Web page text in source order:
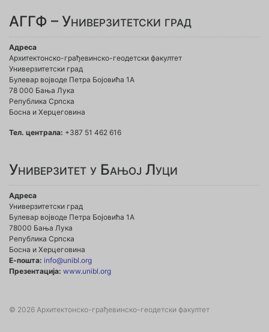
АГГФ – Универзитетски град
Адреса
Архитектонско-грађевинско-геодетски факултет
Универзитетски град
Булевар војводе Петра Бојовића 1A
78 000 Бања Лука
Република Српска
Босна и Херцеговина
Тел. централа: +387 51 462 616
Универзитет у Бањој Луци
Адреса
Универзитетски град
Булевар војводе Петра Бојовића 1А
78000 Бања Лука
Република Српска
Босна и Херцеговина
Е-пошта: info@unibl.org
Презентација: www.unibl.org
© 2026 Архитектонско-грађевинско-геодетски факултет